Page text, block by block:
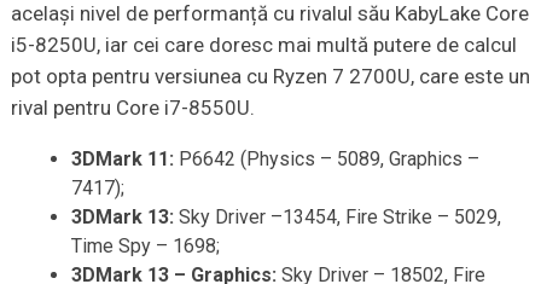
același nivel de performanță cu rivalul său KabyLake Core
i5-8250U, iar cei care doresc mai multă putere de calcul
pot opta pentru versiunea cu Ryzen 7 2700U, care este un
rival pentru Core i7-8550U.
3DMark 11: P6642 (Physics – 5089, Graphics –
7417);
3DMark 13: Sky Driver –13454, Fire Strike – 5029,
Time Spy – 1698;
3DMark 13 – Graphics: Sky Driver – 18502, Fire